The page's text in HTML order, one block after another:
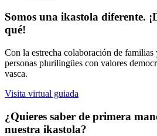
Somos una ikastola diferente.
qué!
Con la estrecha colaboración de
personas plurilingües con valores
vasca.
Visita virtual guiada
¿Quieres saber de primera
nuestra ikastola?